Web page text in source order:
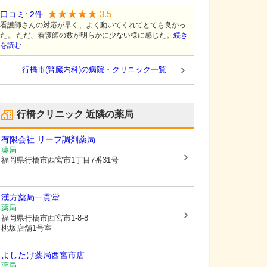
口コミ: 2件 3.5
看護師さんの対応が早く、よく動いてくれてとても良かっ
た。 ただ、看護師の数が明らかに少ない様に感じた。 続き
を読む
行橋市(腎臓内科)の病院・クリニック一覧
行橋クリニック 近隣の薬局
有限会社 リーフ調剤薬局
薬局
福岡県行橋市西宮市1丁目7番31号
漢方薬局一貫堂
薬局
福岡県行橋市西宮市1-8-8
桃坂店舗1号室
よしたけ薬局西宮市店